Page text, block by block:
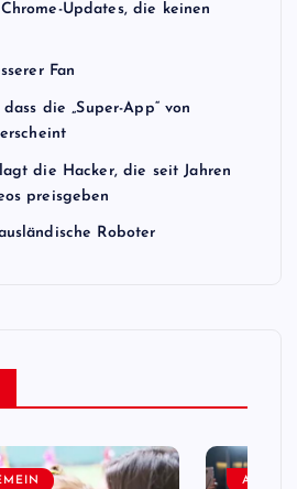
Updates, die keinen
Fan
die „Super-App“ von
die Hacker, die seit Jahren
preisgeben
Roboter